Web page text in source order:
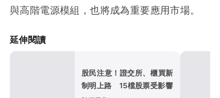
與高階電源模組，也將成為重要應用市場。
延伸閱讀
股民注意！證交所、櫃買新
制明上路 15檔股票受影響